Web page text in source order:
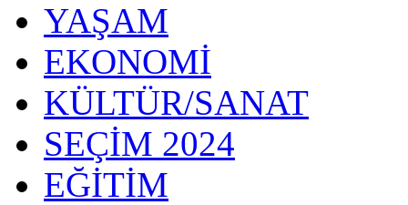
YAŞAM
EKONOMİ
KÜLTÜR/SANAT
SEÇİM 2024
EĞİTİM